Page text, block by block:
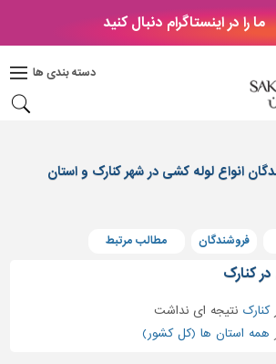
ما را در اینستاگرام دنبال کنید
دسته بندی ها
انواع لوله کشی در شهر کنارک و استان
فروشندگان مطالب مرتبط
کنارک
کنارک نتیجه ای نداشت
همه استان ها (کل کشور)